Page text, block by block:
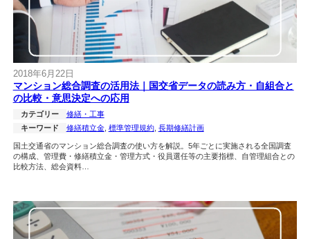
2018年6月22日
マンション総合調査の活用法｜国交省データの読み方・自組合と
の比較・意思決定への応用
カテゴリー
修繕・工事
キーワード
修繕積立金, 標準管理規約, 長期修繕計画
国土交通省のマンション総合調査の使い方を解説。5年ごとに実施される全国調査
の構成、管理費・修繕積立金・管理方式・役員選任等の主要指標、自管理組合との
比較方法、総会資料…